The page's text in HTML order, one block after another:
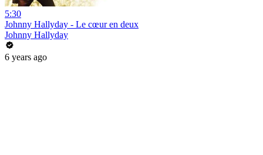
5:30
Johnny Hallyday - Le cœur en deux
Johnny Hallyday
6 years ago